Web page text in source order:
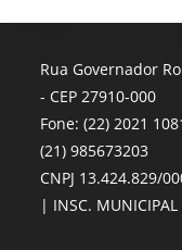
Rua Governador
- CEP 27910-000
Fone: (22) 2021
(21) 985673203
CNPJ 13.424.829/
| INSC.